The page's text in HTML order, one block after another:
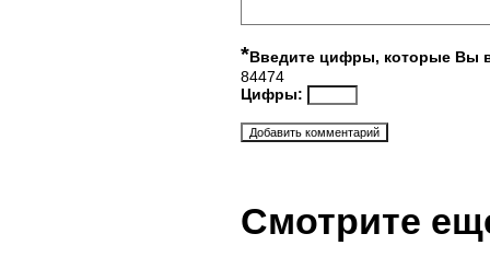
*Введите цифры, которые Вы
84474
Цифры:
Смотрите